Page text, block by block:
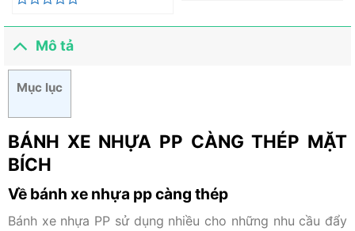
xếp
hạng
5
sao
hạng
Mô tả
Mục lục
BÁNH XE NHỰA PP CÀNG THÉP MẶT
BÍCH
Về bánh xe nhựa pp càng thép
Bánh xe nhựa PP sử dụng nhiều cho những nhu cầu đẩy